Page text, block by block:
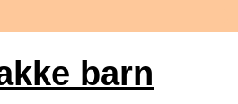
barn